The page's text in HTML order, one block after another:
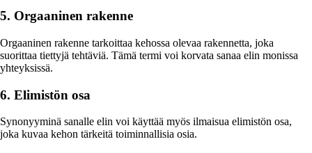
5. Orgaaninen rakenne
Orgaaninen rakenne tarkoittaa kehossa olevaa rakennetta, joka
suorittaa tiettyjä tehtäviä. Tämä termi voi korvata sanaa elin monissa
yhteyksissä.
6. Elimistön osa
Synonyyminä sanalle elin voi käyttää myös ilmaisua elimistön osa,
joka kuvaa kehon tärkeitä toiminnallisia osia.